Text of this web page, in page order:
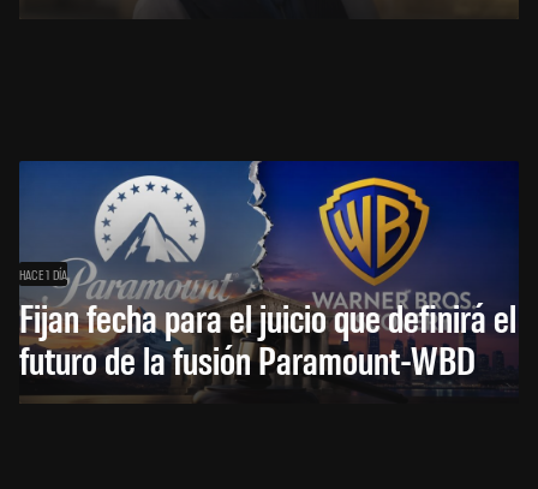
HACE 1 DÍA
Fijan fecha para el juicio que definirá el
futuro de la fusión Paramount-WBD